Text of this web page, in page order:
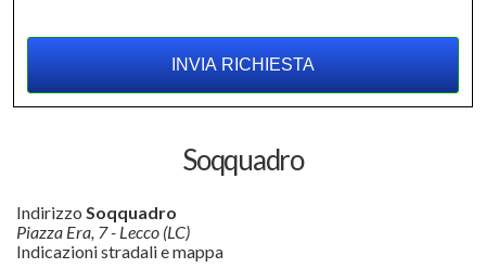
Soqquadro
Indirizzo Soqquadro
Piazza Era, 7 - Lecco (LC)
Indicazioni stradali e mappa